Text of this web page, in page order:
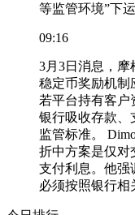
等监管环境”下
09:16
3月3日消息，摩
稳定币奖励机制
若平台持有客户
银行吸收存款、
监管标准。
折中方案是仅对
支付利息。他强
必须按照银行相